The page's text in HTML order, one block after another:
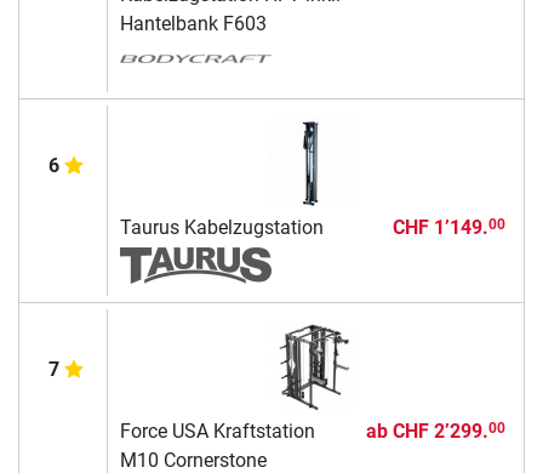
Hantelbank F603
6
Taurus Kabelzugstation CHF 1’149.00
7
Force USA Kraftstation
M10 Cornerstone
ab CHF 2’299.00